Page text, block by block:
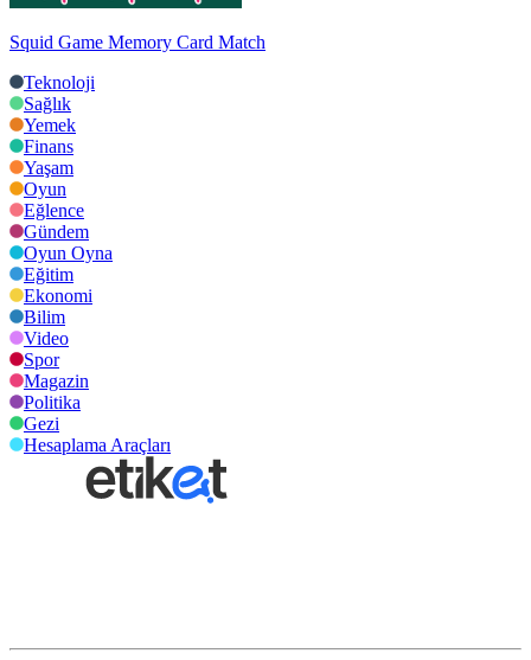
Squid Game Memory Card Match
Teknoloji
Sağlık
Yemek
Finans
Yaşam
Oyun
Eğlence
Gündem
Oyun Oyna
Eğitim
Ekonomi
Bilim
Video
Spor
Magazin
Politika
Gezi
Hesaplama Araçları